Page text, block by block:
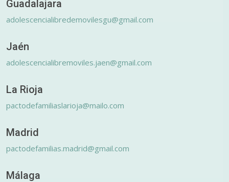
Guadalajara
adolescencialibredemovilesgu@gmail.com
Jaén
adolescencialibremoviles.jaen@gmail.com
La Rioja
pactodefamiliaslarioja@mailo.com
Madrid
pactodefamilias.madrid@gmail.com
Málaga